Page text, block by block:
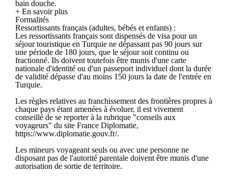
bain douche.
+ En savoir plus
Formalités
Ressortissants français (adultes, bébés et enfants) :
Les ressortissants français sont dispensés de visa pour un
séjour touristique en Turquie ne dépassant pas 90 jours sur
une période de 180 jours, que le séjour soit continu ou
fractionné. Ils doivent toutefois être munis d'une carte
nationale d'identité ou d'un passeport individuel dont la durée
de validité dépasse d'au moins 150 jours la date de l'entrée en
Turquie.
Les règles relatives au franchissement des frontières propres à
chaque pays étant amenées à évoluer, il est vivement
conseillé de se reporter à la rubrique "conseils aux
voyageurs" du site France Diplomatie,
https://www.diplomatie.gouv.fr/.
Les mineurs voyageant seuls ou avec une personne ne
disposant pas de l'autorité parentale doivent être munis d'une
autorisation de sortie de territoire.